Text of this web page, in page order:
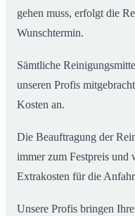
gehen muss, erfolgt die
Wunschtermin.
Sämtliche
unseren Profis
Kosten an.
Die Beauftragung der
immer zum Festpreis und
Extrakosten für die
Unsere Profis bringen